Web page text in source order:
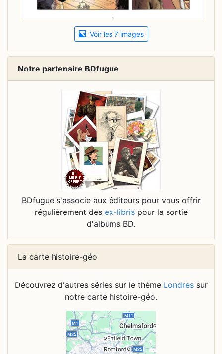
Voir les 7 images
Notre partenaire BDfugue
BDfugue s'associe aux éditeurs pour vous offrir
régulièrement des ex-librispour la sortie
d'albums BD.
La carte histoire-géo
Découvrez d'autres séries sur le thème Londressur
notre carte histoire-géo.